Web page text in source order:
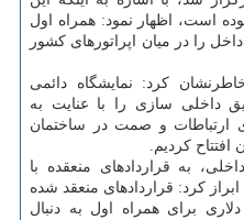
است، اظهار نمود: همراه اول
داخل را در میان اپراتورهای كشور
كرد: نمایشگاه دائمی
سازی را با عنایت به
ارتباطات و صمت در ساختمان
كردیم.
به قراردادهای منعقده با
كرد: قراردادهای منعقد شده
ارزبری ۵۲ میلیون دلاری برای همراه اول به دنبال